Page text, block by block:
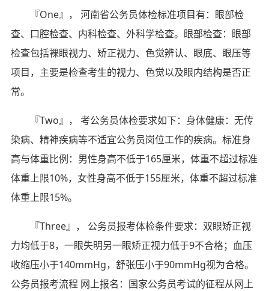
『One』， 河南省公务员体检标准项目有：眼部检
查、口腔检查、内科检查、外科学检查。眼部检查：眼部
检查包括裸眼视力、矫正视力、色觉辨认、眼底、眼压等
项目，主要是检查考生的视力、色觉以及眼内结构是否正
常。
『Two』， 考公务员体检要求如下：身体健康：无传
染病、精神疾病等不适宜公务员岗位工作的疾病。标准身
高与体重比例：男性身高不低于165厘米，体重不超过标准
体重上限10%，女性身高不低于155厘米，体重不超过标准
体重上限15%。
『Three』， 公务员报考体检条件要求：双眼矫正视
力均低于8，一眼失明另一眼矫正视力低于9不合格；血压
收缩压小于140mmHg，舒张压小于90mmHg视为合格。
公务员报考流程 网上报名：国家公务员考试的征程从网上